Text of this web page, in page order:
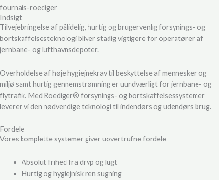
fournais-roediger
Indsigt
Tilvejebringelse af pålidelig, hurtig og brugervenlig forsynings- og
bortskaffelsesteknologi bliver stadig vigtigere for operatører af
jernbane- og lufthavnsdepoter.
Overholdelse af høje hygiejnekrav til beskyttelse af mennesker og
miljø samt hurtig gennemstrømning er uundværligt for jernbane- og
flytrafik. Med Roediger® forsynings- og bortskaffelsessystemer
leverer vi den nødvendige teknologi til indendørs og udendørs brug.
Fordele
Vores komplette systemer giver uovertrufne fordele
Absolut frihed fra dryp og lugt
Hurtig og hygiejnisk ren sugning